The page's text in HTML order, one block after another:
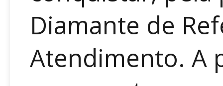
Diamante de
Atendimento. A